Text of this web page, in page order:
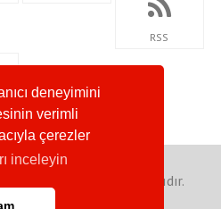
deneyimini
verimli
çerezler
inceleyin
RSS
Postası - Her Hakkı Saklıdır.